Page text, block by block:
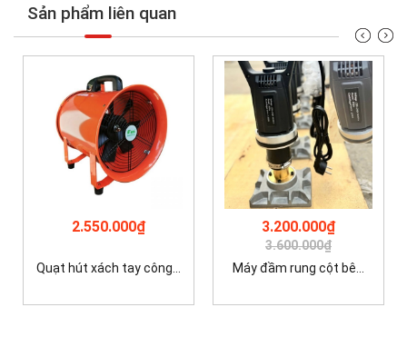
Sản phẩm liên quan
2.550.000₫
Quạt hút xách tay công...
3.200.000₫
3.600.000₫
Máy đầm rung cột bê...